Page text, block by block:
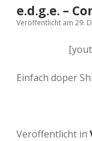
e.d.g.e. –
Veröffentlicht am 29.
Einfach doper
Veröffentlicht in